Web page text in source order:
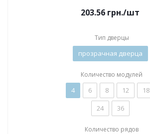
203.56грн./шт
Тип дверцы
прозрачная дверца
Количество модулей
4 6 8 12
18
24
36
Количество рядов